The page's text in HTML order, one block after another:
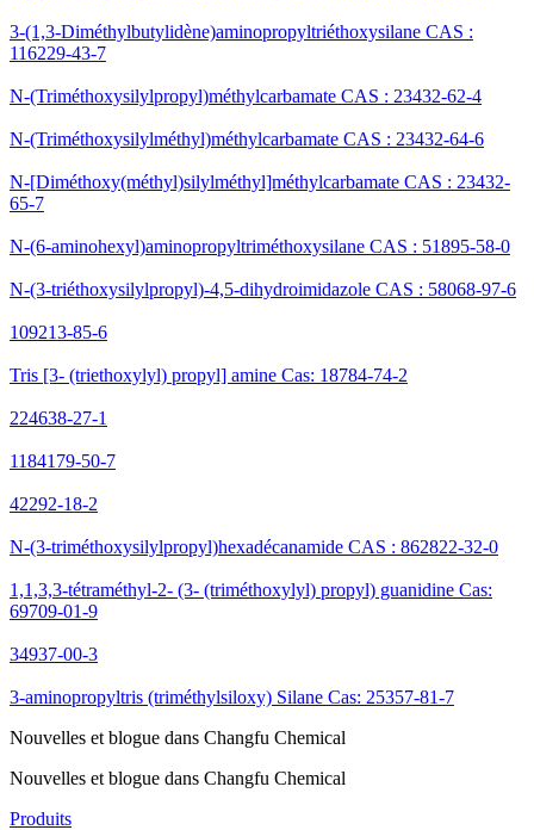
3-(1,3-Diméthylbutylidène)aminopropyltriéthoxysilane CAS :
116229-43-7
N-(Triméthoxysilylpropyl)méthylcarbamate CAS : 23432-62-4
N-(Triméthoxysilylméthyl)méthylcarbamate CAS : 23432-64-6
N-[Diméthoxy(méthyl)silylméthyl]méthylcarbamate CAS : 23432-
65-7
N-(6-aminohexyl)aminopropyltriméthoxysilane CAS : 51895-58-0
N-(3-triéthoxysilylpropyl)-4,5-dihydroimidazole CAS : 58068-97-6
109213-85-6
Tris [3- (triethoxylyl) propyl] amine Cas: 18784-74-2
224638-27-1
1184179-50-7
42292-18-2
N-(3-triméthoxysilylpropyl)hexadécanamide CAS : 862822-32-0
1,1,3,3-tétraméthyl-2- (3- (triméthoxylyl) propyl) guanidine Cas:
69709-01-9
34937-00-3
3-aminopropyltris (triméthylsiloxy) Silane Cas: 25357-81-7
Nouvelles et blogue dans Changfu Chemical
Nouvelles et blogue dans Changfu Chemical
Produits